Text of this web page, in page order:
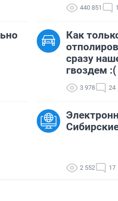
440 851
Как
сразу
гвоздем :(
3 978 24
2 552 17